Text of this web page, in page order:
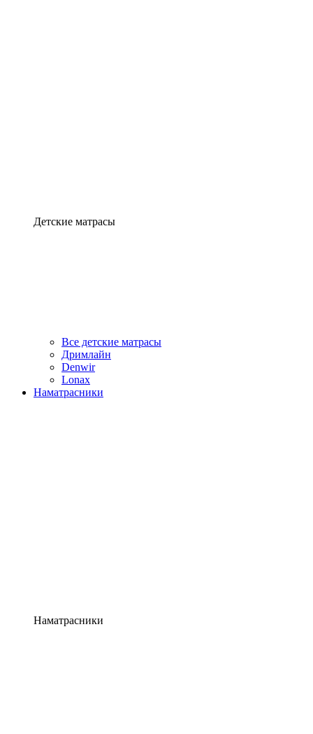
Детские матрасы
Все детские матрасы
Дримлайн
Denwir
Lonax
Наматрасники
Наматрасники